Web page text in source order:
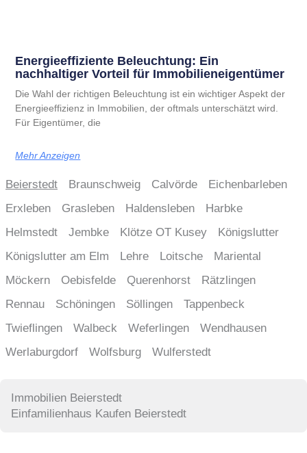
Energieeffiziente Beleuchtung: Ein
nachhaltiger Vorteil für Immobilieneigentümer
Die Wahl der richtigen Beleuchtung ist ein wichtiger Aspekt der
Energieeffizienz in Immobilien, der oftmals unterschätzt wird.
Für Eigentümer, die
Mehr Anzeigen
Beierstedt Braunschweig Calvörde
Eichenbarleben
Erxleben
Grasleben Haldensleben
Harbke
Helmstedt
Jembke Klötze OT Kusey
Königslutter
Königslutter am Elm
Lehre Loitsche
Mariental
Möckern
Oebisfelde Querenhorst
Rätzlingen
Rennau
Schöningen Söllingen
Tappenbeck
Twieflingen
Walbeck Weferlingen
Wendhausen
Werlaburgdorf
Wolfsburg Wulferstedt
Immobilien Beierstedt
Einfamilienhaus Kaufen Beierstedt